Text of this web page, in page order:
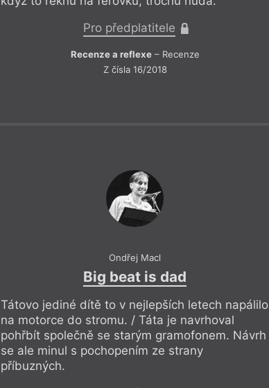
Pro předplatitele
Recenze a reflexe– Recenze
Z čísla 16/2018
Ondřej Macl
Big beat is dad
Tátovo jediné dítě to v nejlepších letech napálilo
na motorce do stromu. / Táta je navrhoval
pohřbít společně se starým gramofonem. Návrh
se ale minul s pochopením ze strany
příbuzných.